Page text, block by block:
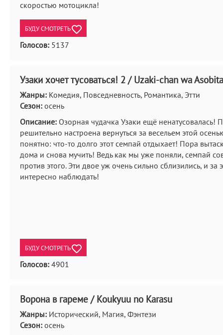
скоростью мотоцикла!
БУДУ СМОТРЕТЬ
Голосов: 5137
Узаки хочет тусоваться! 2 / Uzaki-chan wa
Жанры: Комедия, Повседневность, Романтика, Этти
Сезон: осень
Описание: Озорная чудачка Узаки ещё ненатусовалась!
решительно настроена вернуться за весельем этой
понятно: что-то долго этот семпай отдыхает! Пора
дома и снова мучить! Ведь как мы уже поняли, семпай
против этого. Эти двое уж очень сильно сблизились, и за
интересно наблюдать!
БУДУ СМОТРЕТЬ
Голосов: 4901
Ворона в гареме / Koukyuu no Karasu
Жанры: Исторический, Магия, Фэнтези
Сезон: осень